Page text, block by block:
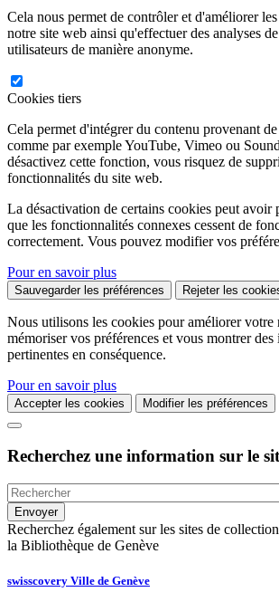
Cela nous permet de contrôler et d'améliorer
notre site web ainsi qu'effectuer des analyses
utilisateurs de manière anonyme.
Cookies tiers
Cela permet d'intégrer du contenu provenant
comme par exemple YouTube, Vimeo ou
désactivez cette fonction, vous risquez de
fonctionnalités du site web.
La désactivation de certains cookies peut avoir
que les fonctionnalités connexes cessent de
correctement. Vous pouvez modifier vos
Pour en savoir plus
Sauvegarder les préférences Rejeter les
Nous utilisons les cookies pour améliorer votre
mémoriser vos préférences et vous montrer
pertinentes en conséquence.
Pour en savoir plus
Accepter les cookies Modifier les préférences
Recherchez une information sur le
Recherchez également sur les sites de
la Bibliothèque de Genève
swisscovery Ville de Genève